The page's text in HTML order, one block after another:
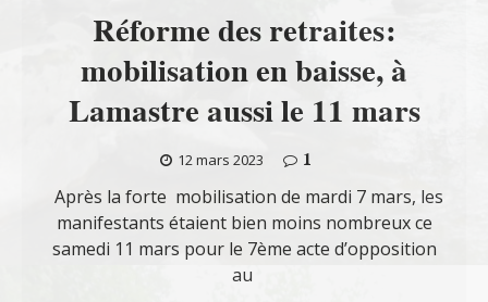
Réforme des retraites:
mobilisation en baisse, à
Lamastre aussi le 11 mars
12 mars 2023
1
Après la forte mobilisation de mardi 7 mars, les
manifestants étaient bien moins nombreux ce
samedi 11 mars pour le 7ème acte d’opposition
au